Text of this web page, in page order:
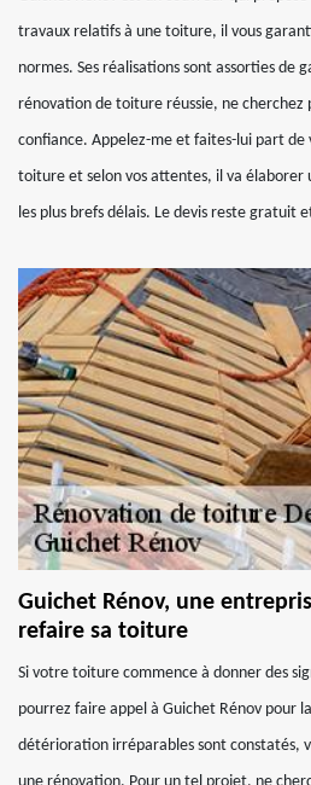
travaux relatifs à une toiture, il vous
normes. Ses réalisations sont assorties de
rénovation de toiture réussie, ne cherchez
confiance. Appelez-me et faites-lui part
toiture et selon vos attentes, il va élaborer
les plus brefs délais. Le devis reste gratuit
Guichet Rénov, une
refaire sa toiture
Si votre toiture commence à donner des
pourrez faire appel à Guichet Rénov pour
détérioration irréparables sont constatés,